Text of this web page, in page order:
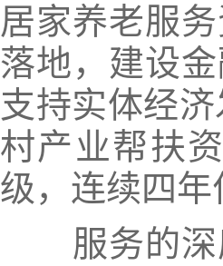
居家养老服务
落地，建设
支持实体经
村产业帮扶
级，连续四年
服务的